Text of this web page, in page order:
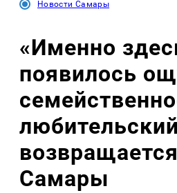
Новости Самары
«Именно
появилось
Самары